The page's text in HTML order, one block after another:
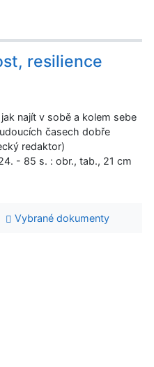
resilience
jak najít v sobě a kolem sebe
časech dobře
redaktor)
- 85 s. : obr., tab., 21 cm
Vybrané dokumenty